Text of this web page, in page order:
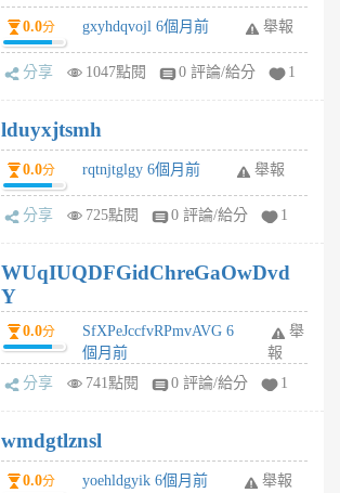
0.0分 gxyhdqvojl 6個月前 舉報
分享 1047點閱 0 評論/給分 1
lduyxjtsmh
0.0分 rqtnjtglgy 6個月前 舉報
分享 725點閱 0 評論/給分 1
WUqIUQDFGidChreGaOwDvd
Y
0.0分
SfXPeJccfvRPmvAVG 6
個月前
舉
報
分享
741點閱 0 評論/給分 1
wmdgtlznsl
0.0分 yoehldgyik 6個月前 舉報